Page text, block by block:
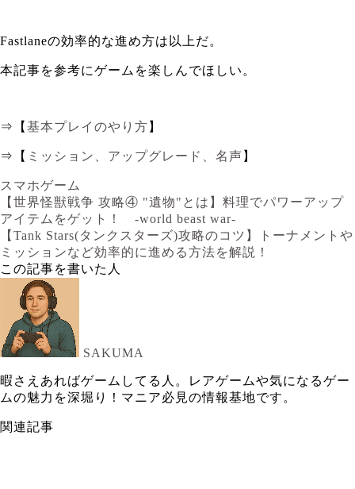
Fastlaneの効率的な進め方は以上だ。
本記事を参考にゲームを楽しんでほしい。
⇒【 基本プレイのやり方 】
⇒【 ミッション、アップグレード、名声 】
スマホゲーム
【世界怪獣戦争 攻略④ "遺物"とは】料理でパワーアップ
アイテムをゲット！ -world beast war-
【Tank Stars(タンクスターズ)攻略のコツ】トーナメントや
ミッションなど効率的に進める方法を解説！
この記事を書いた人
SAKUMA
暇さえあればゲームしてる人。レアゲームや気になるゲー
ムの魅力を深堀り！マニア必見の情報基地です。
関連記事